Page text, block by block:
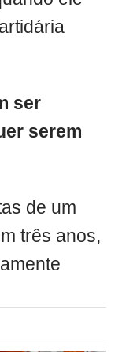
ser
serem
de um
três anos,